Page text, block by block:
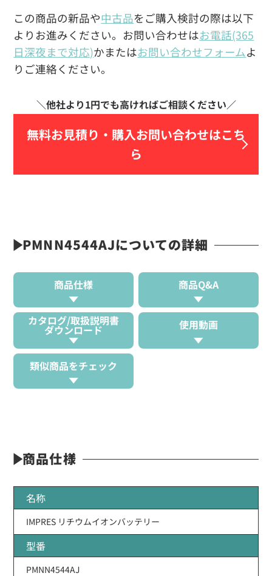
この商品の新品や中古品をご購入検討の際は以下
よりお進みください。お問い合わせはお電話(365
日深夜まで対応)かまたはお問い合わせフォームよ
りご連絡ください。
無料お見積り・ 購入お問い合わせはこち
ら
PMNN4544AJについての詳細
商品仕様 商品Q&A
カタログ/取扱説明書
ダウンロード 使用動画
類似商品をチェック
商品仕様
名称
IMPRES リチウムイオンバッテリー
型番
PMNN4544AJ